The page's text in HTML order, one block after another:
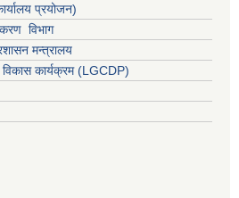
प्रयोजन)
विभाग
मन्त्रालय
विकास कार्यक्रम (LGCDP)